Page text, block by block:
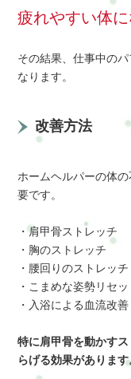
疲れやすい体に
その結果、仕事中の
なります。
改善方法
ホームヘルパーの体
要です。
・肩甲骨ストレッチ
・胸のストレッチ
・腰回りのストレッチ
・こまめな姿勢リセッ
・入浴による血流改善
特に肩甲骨を動かす
らげる効果があります